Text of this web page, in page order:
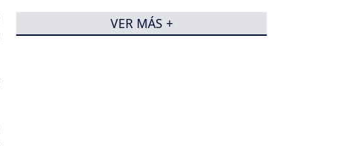
VER MÁS +